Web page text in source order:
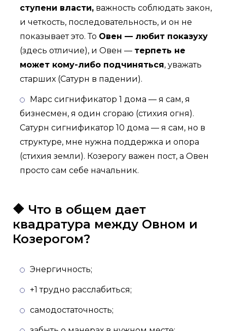
ступени власти, важность соблюдать закон,
и четкость, последовательность, и он не
показывает это. То Овен — любит показуху
(здесь отличие), и Овен — терпеть не
может кому-либо подчиняться, уважать
старших (Сатурн в падении).
Марс сигнификатор 1 дома — я сам, я
бизнесмен, я один сгораю (стихия огня).
Сатурн сигнификатор 10 дома — я сам, но в
структуре, мне нужна поддержка и опора
(стихия земли). Козерогу важен пост, а Овен
просто сам себе начальник.
🔶 Что в общем дает
квадратура между Овном и
Козерогом?
Энергичность;
+1 трудно расслабиться;
самодостаточность;